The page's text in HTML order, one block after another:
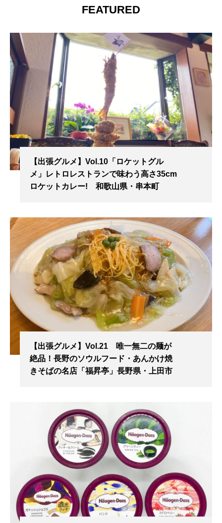
FEATURED
【出張グルメ】Vol.10「ロケットグル
メ」レトロレストランで味わう高さ35cm
ロケットカレー! 和歌山県・串本町
【出張グルメ】Vol.21 唯一無二の麺が
絶品！長野のソウルフード・あんかけ焼
きそばの名店「福昇亭」長野県・上田市